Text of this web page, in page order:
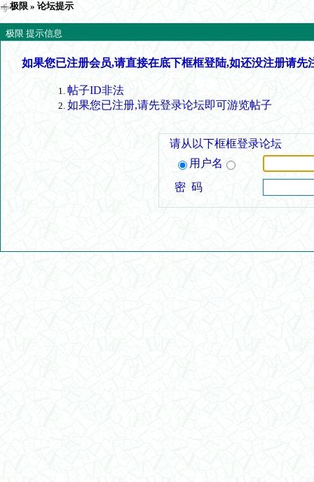
极限 » 论坛提示
极限 提示信息
如果您已注册会员,请直接在底下框框登陆,如还没注册请先
帖子ID非法
如果您已注册,请先登录论坛即可游览帖子
请从以下框框登录论坛
用户名
密 码